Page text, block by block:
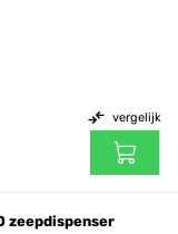
vergelijk
zeepdispenser